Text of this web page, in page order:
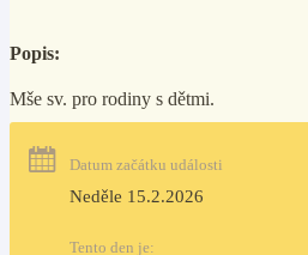
Popis:
Mše sv. pro rodiny s dětmi.
Datum začátku události
Neděle 15.2.2026
Tento den je: